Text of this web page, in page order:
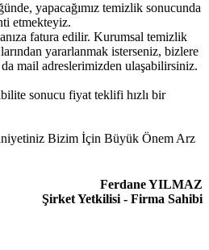
yapacağımız temizlik sonucunda
etmekteyiz.
fatura edilir. Kurumsal temizlik
yararlanmak isterseniz, bizlere
mail adreslerimizden ulaşabilirsiniz.
sonucu fiyat teklifi hızlı bir
Bizim İçin Büyük Önem Arz
Ferdane YILMAZ
Şirket Yetkilisi - Firma Sahibi